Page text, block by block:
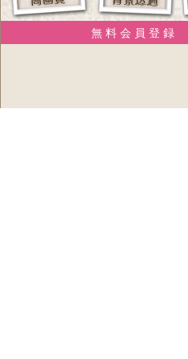
無 料 会 員